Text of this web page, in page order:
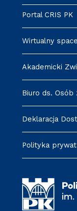
Portal CRIS PK
Wirtualny
Akademicki
Biuro ds. Osób
Deklaracja
Polityka